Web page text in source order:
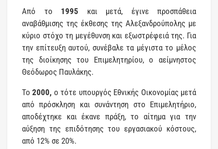
Από το 1995 και μετά, έγινε προσπάθεια
αναβάθμισης της έκθεσης της Αλεξανδρούπολης με
κύριο στόχο τη μεγέθυνση και εξωστρέφειά της. Για
την επίτευξη αυτού, συνέβαλε τα μέγιστα το μέλος
της διοίκησης του Επιμελητηρίου, ο αείμνηστος
Θεόδωρος Παυλάκης.
Το2000, ο τότε υπουργός Εθνικής Οικονομίας μετά
από πρόσκληση και συνάντηση στο Επιμελητήριο,
αποδέχτηκε και έκανε πράξη, το αίτημα για την
αύξηση της επιδότησης του εργασιακού κόστους,
από 12% σε 20%.